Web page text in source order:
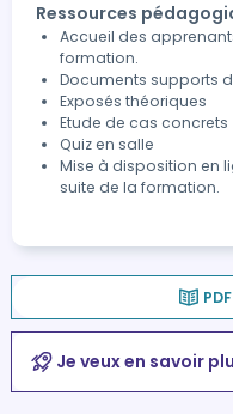
Ressources
Accueil des
formation.
Documents supports
Exposés théoriques
Etude de cas concrets
Quiz en salle
Mise à disposition en
suite de la formation.
Je veux en savoir